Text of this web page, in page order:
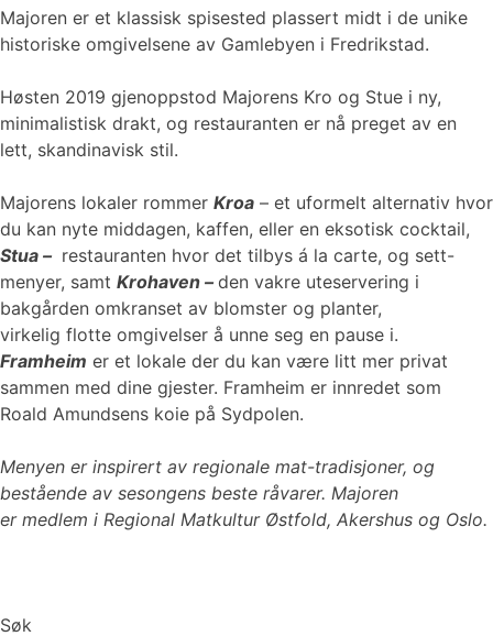
Majoren er et klassisk spisested plassert midt i de unike
historiske omgivelsene av Gamlebyen i Fredrikstad.
Høsten 2019 gjenoppstod Majorens Kro og Stue i ny,
minimalistisk drakt, og restauranten er nå preget av en
lett, skandinavisk stil.
Majorens lokaler rommer Kroa – et uformelt alternativ hvor
du kan nyte middagen, kaffen, eller en eksotisk cocktail,
Stua – ​​​​​​ restauranten hvor det tilbys á la carte, og sett-
menyer, samt Krohaven – den vakre uteservering i
bakgården omkranset av blomster og planter,
virkelig flotte omgivelser å unne seg en pause i.
Framheim er et lokale der du kan være litt mer privat
sammen med dine gjester. Framheim er innredet som
Roald Amundsens koie på Sydpolen.
Menyen er inspirert av regionale mat-tradisjoner, og
bestående av sesongens beste råvarer. Majoren
er medlem i Regional Matkultur Østfold, Akershus og Oslo.
Søk